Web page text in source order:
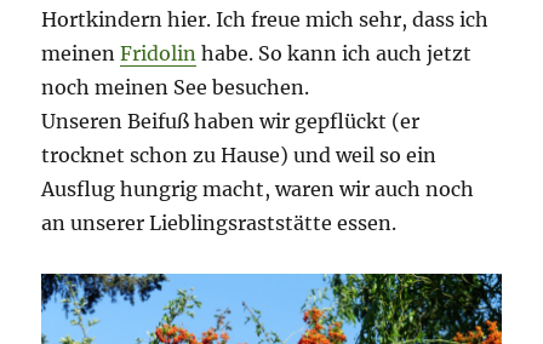
Hortkindern hier. Ich freue mich sehr, dass ich
meinenFridolin habe. So kann ich auch jetzt
noch meinen See besuchen.
Unseren Beifuß haben wir gepflückt (er
trocknet schon zu Hause) und weil so ein
Ausflug hungrig macht, waren wir auch noch
an unserer Lieblingsraststätte essen.